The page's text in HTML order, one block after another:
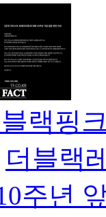
랙핑
더블랙
주년